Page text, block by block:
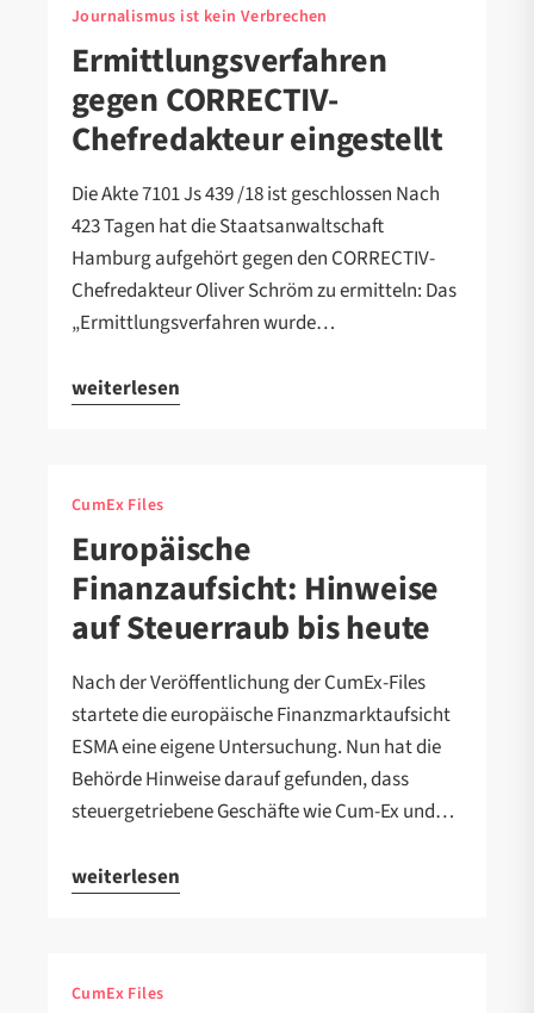
Journalismus ist kein Verbrechen
Ermittlungsverfahren
gegen CORRECTIV-
Chefredakteur eingestellt
Die Akte 7101 Js 439 /18 ist geschlossen Nach
423 Tagen hat die Staatsanwaltschaft
Hamburg aufgehört gegen den CORRECTIV-
Chefredakteur Oliver Schröm zu ermitteln: Das
„Ermittlungsverfahren wurde…
weiterlesen
CumEx Files
Europäische
Finanzaufsicht: Hinweise
auf Steuerraub bis heute
Nach der Veröffentlichung der CumEx-Files
startete die europäische Finanzmarktaufsicht
ESMA eine eigene Untersuchung. Nun hat die
Behörde Hinweise darauf gefunden, dass
steuergetriebene Geschäfte wie Cum-Ex und…
weiterlesen
CumEx Files